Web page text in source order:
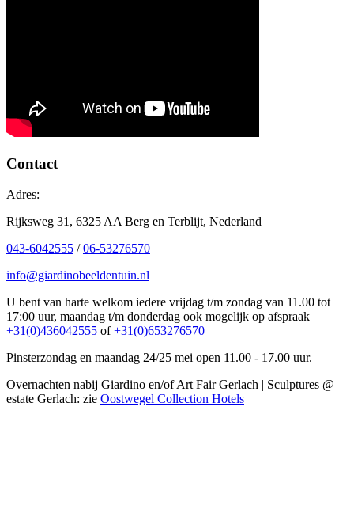
Contact
Adres:
Rijksweg 31, 6325 AA Berg en Terblijt, Nederland
043-6042555 /06-53276570
info@giardinobeeldentuin.nl
U bent van harte welkom iedere vrijdag t/m zondag van 11.00 tot
17:00 uur, maandag t/m donderdag ook mogelijk op afspraak
+31(0)436042555 of+31(0)653276570
Pinsterzondag en maandag 24/25 mei open 11.00 - 17.00 uur.
Overnachten nabij Giardino en/of Art Fair Gerlach | Sculptures @
estate Gerlach: zie Oostwegel Collection Hotels